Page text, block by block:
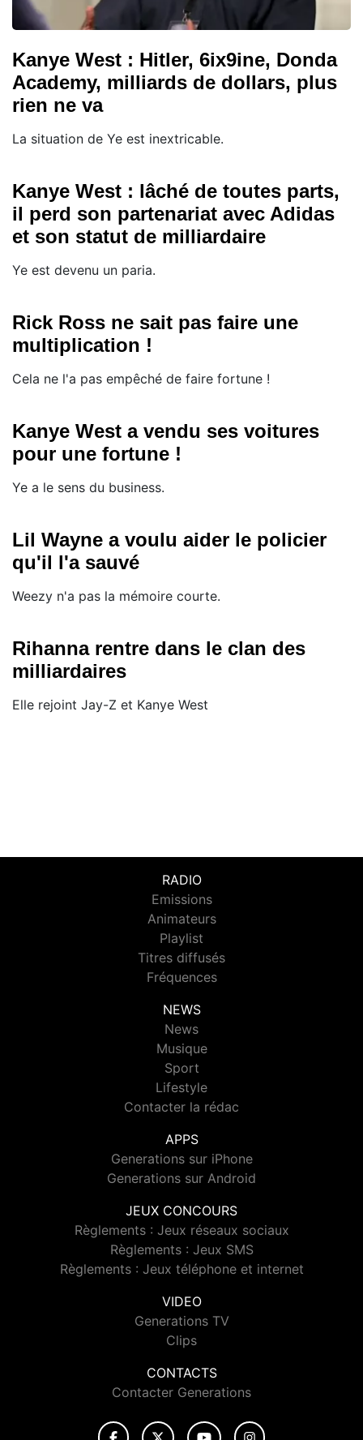
Kanye West : Hitler, 6ix9ine, Donda
Academy, milliards de dollars, plus
rien ne va
La situation de Ye est inextricable.
Kanye West : lâché de toutes parts,
il perd son partenariat avec Adidas
et son statut de milliardaire
Ye est devenu un paria.
Rick Ross ne sait pas faire une
multiplication !
Cela ne l'a pas empêché de faire fortune !
Kanye West a vendu ses voitures
pour une fortune !
Ye a le sens du business.
Lil Wayne a voulu aider le policier
qu'il l'a sauvé
Weezy n'a pas la mémoire courte.
Rihanna rentre dans le clan des
milliardaires
Elle rejoint Jay-Z et Kanye West
RADIO
Emissions
Animateurs
Playlist
Titres diffusés
Fréquences
NEWS
News
Musique
Sport
Lifestyle
Contacter la rédac
APPS
Generations sur iPhone
Generations sur Android
JEUX CONCOURS
Règlements : Jeux réseaux sociaux
Règlements : Jeux SMS
Règlements : Jeux téléphone et internet
VIDEO
Generations TV
Clips
CONTACTS
Contacter Generations